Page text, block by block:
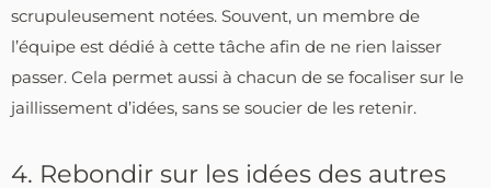
scrupuleusement notées. Souvent, un membre de
l’équipe est dédié à cette tâche afin de ne rien laisser
passer. Cela permet aussi à chacun de se focaliser sur le
jaillissement d’idées, sans se soucier de les retenir.
4. Rebondir sur les idées des autres